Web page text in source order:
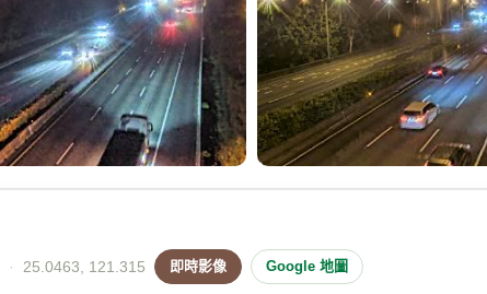
· 25.0463, 121.315 即時影像 Google 地圖